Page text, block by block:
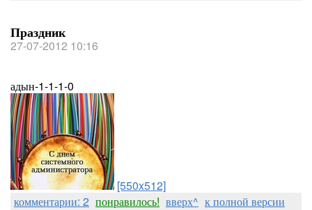
Праздник
27-07-2012 10:16
адын-1-1-1-0
[550x512]
комментарии: 2 понравилось! вверх^ к полной версии